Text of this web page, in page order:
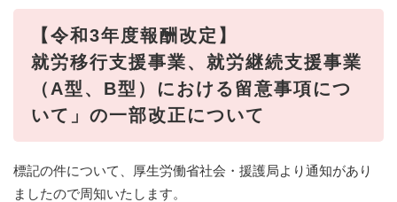
【令和3年度報酬改定】
​就労移行支援事業、就労継続支援事業
（A型、B型）における留意事項につ
いて」の一部改正について
標記の件について、厚生労働省社会・援護局より通知があり
ましたので周知いたします。